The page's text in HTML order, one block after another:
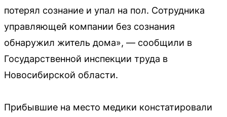
потерял сознание и упал на пол. Сотрудника
управляющей компании без сознания
обнаружил житель дома», — сообщили в
Государственной инспекции труда в
Новосибирской области.
Прибывшие на место медики констатировали